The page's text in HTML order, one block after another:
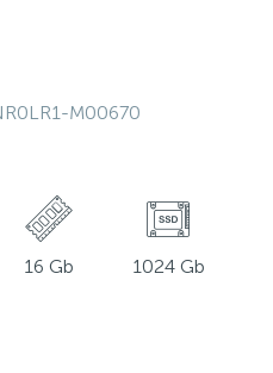
M00670
16 Gb 1024 Gb